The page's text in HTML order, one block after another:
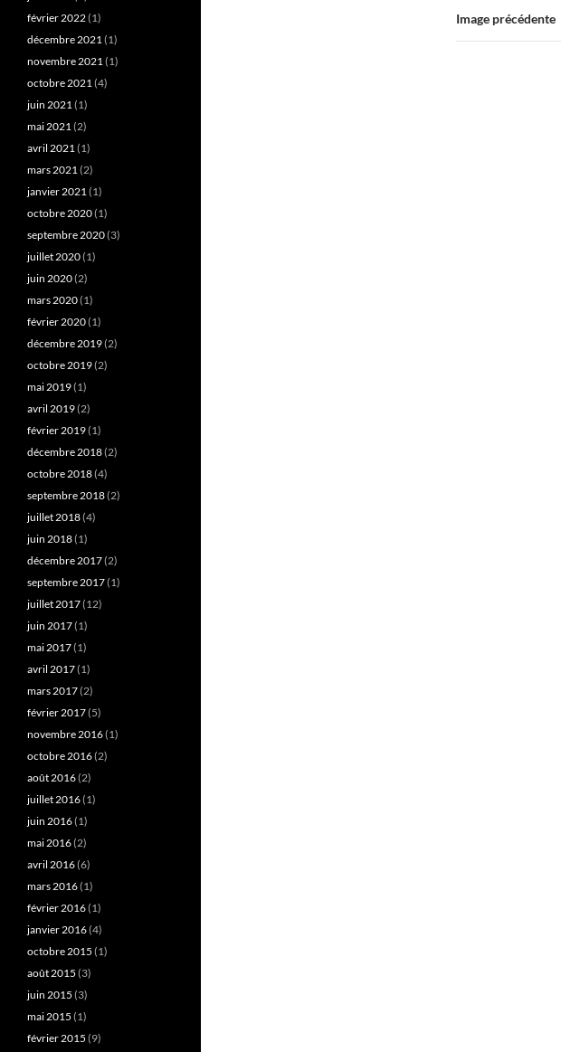
Image précédente
février 2022(1)
décembre 2021(1)
novembre 2021(1)
octobre 2021(4)
juin 2021(1)
mai 2021(2)
avril 2021(1)
mars 2021(2)
janvier 2021(1)
octobre 2020(1)
septembre 2020(3)
juillet 2020(1)
juin 2020(2)
mars 2020(1)
février 2020(1)
décembre 2019(2)
octobre 2019(2)
mai 2019(1)
avril 2019(2)
février 2019(1)
décembre 2018(2)
octobre 2018(4)
septembre 2018(2)
juillet 2018(4)
juin 2018(1)
décembre 2017(2)
septembre 2017(1)
juillet 2017(12)
juin 2017(1)
mai 2017(1)
avril 2017(1)
mars 2017(2)
février 2017(5)
novembre 2016(1)
octobre 2016(2)
août 2016(2)
juillet 2016(1)
juin 2016(1)
mai 2016(2)
avril 2016(6)
mars 2016(1)
février 2016(1)
janvier 2016(4)
octobre 2015 (1)
août 2015 (3)
juin 2015 (3)
mai 2015 (1)
février 2015 (9)